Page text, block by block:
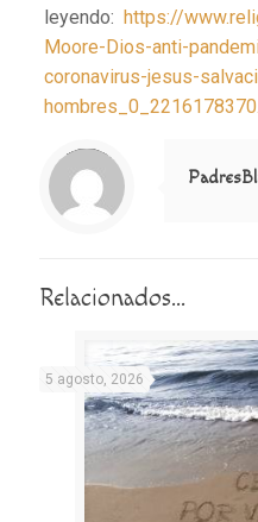
leyendo: https://
Moore-Dios-anti-
coronavirus-jesus-
Notice
: Trying to access array offset on value of type null in
/home/misioner/public_html/padresblancos/themes/betheme/includes/content-single.php
on line
286
Relacionados...
5 agosto, 2026